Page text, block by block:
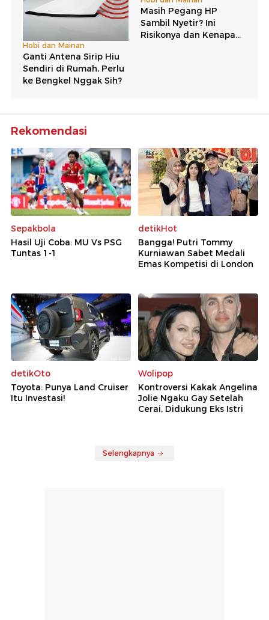
Rekomendasi
Sepakbola
Hasil Uji Coba: MU Vs PSG
Tuntas 1-1
detikHot
Bangga! Putri Tommy
Kurniawan Sabet Medali
Emas Kompetisi di London
detikOto
Toyota: Punya Land Cruiser
Itu Investasi!
Wolipop
Kontroversi Kakak Angelina
Jolie Ngaku Gay Setelah
Cerai, Didukung Eks Istri
Selengkapnya